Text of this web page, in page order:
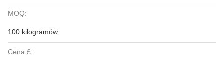
MOQ:
100 kilogramów
Cena £: